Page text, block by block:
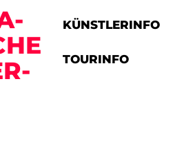
KÜNSTLERINFO
TOURINFO